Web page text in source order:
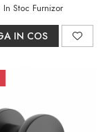
In Stoc Furnizor
IN COS